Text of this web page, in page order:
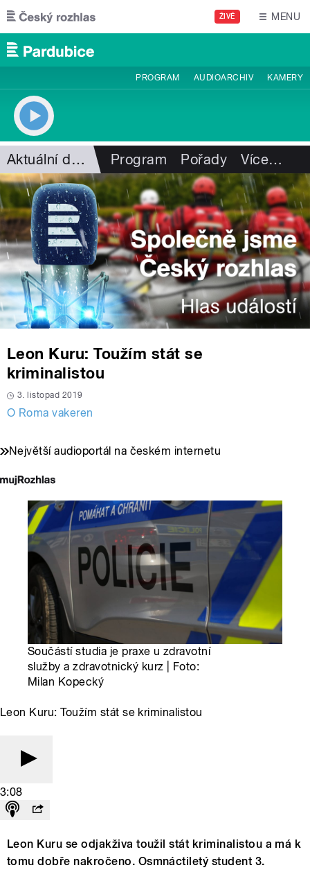
Přejít k hlavnímu obsahu
ŽIVĚ MENU
PROGRAM AUDIOARCHIV KAMERY
Aktuální dění Program Pořady Více…
Leon Kuru: Toužím stát se
kriminalistou
3. listopad 2019
O Roma vakeren
Největší audioportál na českém internetu
Součástí studia je praxe u zdravotní
služby a zdravotnický kurz | Foto:
Milan Kopecký
Leon Kuru: Toužím stát se kriminalistou
3:08
Leon Kuru se odjakživa toužil stát kriminalistou a má k
tomu dobře nakročeno. Osmnáctiletý student 3.